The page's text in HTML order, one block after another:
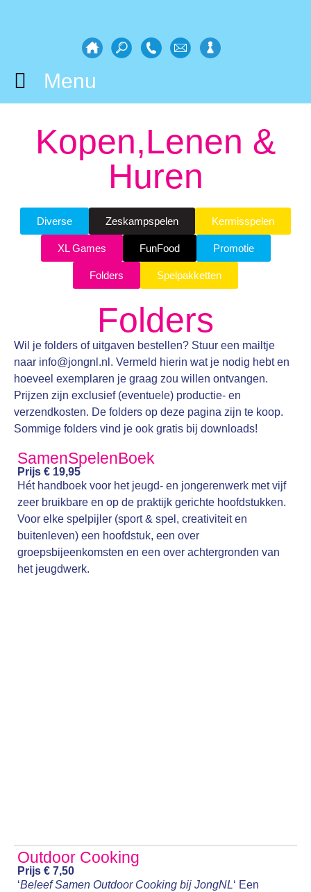
Menu
Kopen,Lenen &
Huren
Diverse Zeskampspelen Kermisspelen
XL Games FunFood Promotie
Folders Spelpakketten
Folders
Wil je folders of uitgaven bestellen? Stuur een mailtje
naar info@jongnl.nl. Vermeld hierin wat je nodig hebt en
hoeveel exemplaren je graag zou willen ontvangen.
Prijzen zijn exclusief (eventuele) productie- en
verzendkosten. De folders op deze pagina zijn te koop.
Sommige folders vind je ook gratis bij downloads!
SamenSpelenBoek
Prijs € 19,95
Hét handboek voor het jeugd- en jongerenwerk met vijf
zeer bruikbare en op de praktijk gerichte hoofdstukken.
Voor elke spelpijler (sport & spel, creativiteit en
buitenleven) een hoofdstuk, een over
groepsbijeenkomsten en een over achtergronden van
het jeugdwerk.
Outdoor Cooking
Prijs € 7,50
‘Beleef Samen Outdoor Cooking bij JongNL‘ Een